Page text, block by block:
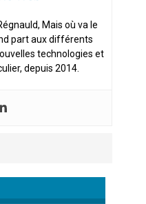
Mais où va le
part aux différents
technologies et
depuis 2014.